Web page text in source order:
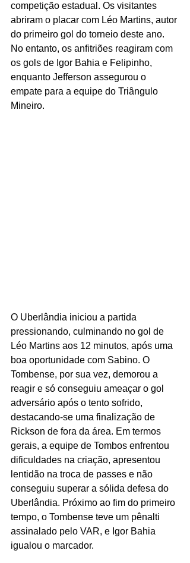
competição estadual. Os visitantes
abriram o placar com Léo Martins, autor
do primeiro gol do torneio deste ano.
No entanto, os anfitriões reagiram com
os gols de Igor Bahia e Felipinho,
enquanto Jefferson assegurou o
empate para a equipe do Triângulo
Mineiro.
O Uberlândia iniciou a partida
pressionando, culminando no gol de
Léo Martins aos 12 minutos, após uma
boa oportunidade com Sabino. O
Tombense, por sua vez, demorou a
reagir e só conseguiu ameaçar o gol
adversário após o tento sofrido,
destacando-se uma finalização de
Rickson de fora da área. Em termos
gerais, a equipe de Tombos enfrentou
dificuldades na criação, apresentou
lentidão na troca de passes e não
conseguiu superar a sólida defesa do
Uberlândia. Próximo ao fim do primeiro
tempo, o Tombense teve um pênalti
assinalado pelo VAR, e Igor Bahia
igualou o marcador.